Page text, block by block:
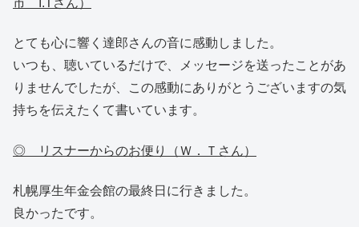
とても心に響く達郎さんの音に感動しました。
いつも、聴いているだけで、メッセージを送ったことがあ
りませんでしたが、この感動にありがとうございますの気
持ちを伝えたくて書いています。
◎ リスナーからのお便り（Ｗ．Ｔさん）
札幌厚生年金会館の最終日に行きました。
良かったです。